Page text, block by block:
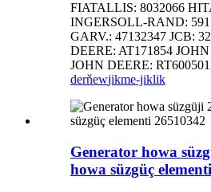
FIATALLIS: 8032066
INGERSOLL-RAND:
GARV.: 47132347 JCB:
DEERE: AT171854
JOHN DEERE:
derňewjikme-jiklik
Generator howa
howa süzgüç